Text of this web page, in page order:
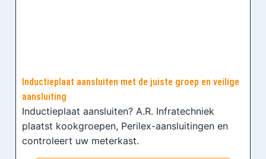
Inductieplaat aansluiten met de juiste groep en veilige
aansluiting
Inductieplaat aansluiten? A.R. Infratechniek
plaatst kookgroepen, Perilex-aansluitingen en
controleert uw meterkast.